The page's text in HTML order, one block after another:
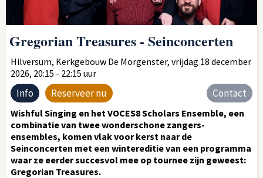
Gregorian Treasures - Seinconcerten
Hilversum, Kerkgebouw De Morgenster, vrijdag 18 december
2026, 20:15 - 22:15 uur
Info Reserveer nu Contact
Wishful Singing en het VOCES8 Scholars Ensemble, een
combinatie van twee wonderschone zangers-
ensembles, komen vlak voor kerst naar de
Seinconcerten met een wintereditie van een programma
waar ze eerder succesvol mee op tournee zijn geweest:
Gregorian Treasures.